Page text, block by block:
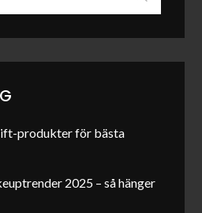
produkter för bästa
2025 – så hänger